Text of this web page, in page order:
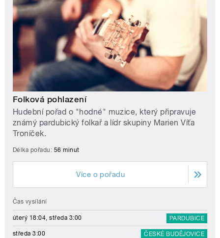
Folková pohlazení
Hudební pořad o "hodné" muzice, který připravuje
známý pardubický folkař a lídr skupiny Marien Víťa
Troníček.
Délka pořadu: 56 minut
Více o pořadu
Čas vysílání
úterý 18:04, středa 3:00 PARDUBICE
středa 3:00 ČESKÉ BUDĚJOVICE